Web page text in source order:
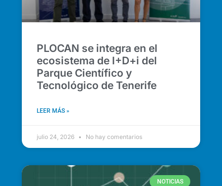
PLOCAN se integra en el
ecosistema de I+D+i del
Parque Científico y
Tecnológico de Tenerife
LEER MÁS »
julio 24, 2026 No hay comentarios
NOTICIAS